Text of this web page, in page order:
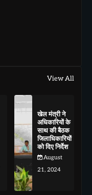
View All
खेल मंत्री ने
अधिकारियों के
साथ की बैठक
जिलाधिकारियों
को दिए निर्देश
August
21, 2024